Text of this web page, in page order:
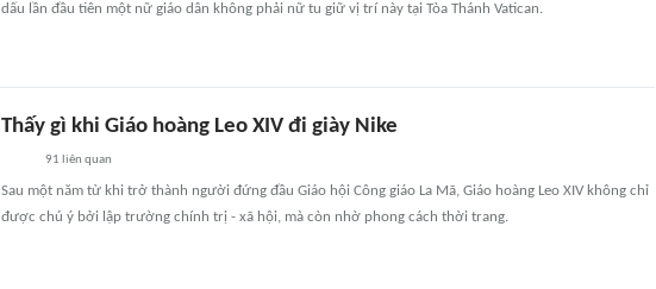
dấu lần đầu tiên một nữ giáo dân không phải nữ tu giữ vị trí này tại Tòa Thánh Vatican.
Thấy gì khi Giáo hoàng Leo XIV đi giày Nike
91 liên quan
Sau một năm từ khi trở thành người đứng đầu Giáo hội Công giáo La Mã, Giáo hoàng Leo XIV không chỉ
được chú ý bởi lập trường chính trị - xã hội, mà còn nhờ phong cách thời trang.